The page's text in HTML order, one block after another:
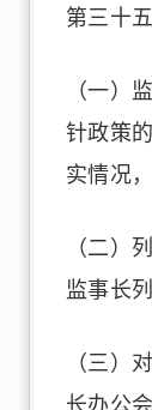
第三十
（一）
针政策
实情况
（二）
监事长
（三）
长办公